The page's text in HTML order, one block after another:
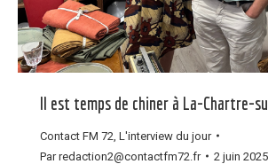
Il est temps de chiner à La-Chartre-
Contact FM 72 L'interview du jour
Parredaction2@contactfm72.fr 2 juin 2025